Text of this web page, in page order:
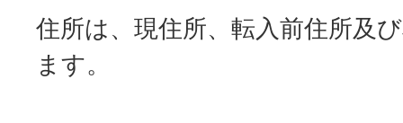
住所は、現住所、転入前住所及
ます。